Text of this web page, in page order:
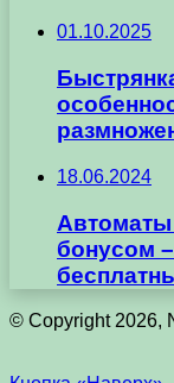
01.10.2025
18.06.2024
бонусом
© Copyright 2026,